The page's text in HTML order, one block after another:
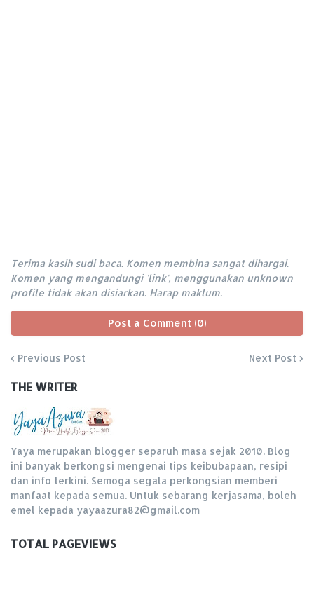
Terima kasih sudi baca. Komen membina sangat dihargai.
Komen yang mengandungi 'link', menggunakan unknown
profile tidak akan disiarkan. Harap maklum.
Post a Comment (0)
Previous Post Next Post
THE WRITER
Yaya merupakan blogger separuh masa sejak 2010. Blog
ini banyak berkongsi mengenai tips keibubapaan, resipi
dan info terkini. Semoga segala perkongsian memberi
manfaat kepada semua. Untuk sebarang kerjasama, boleh
emel kepada yayaazura82@gmail.com
TOTAL PAGEVIEWS